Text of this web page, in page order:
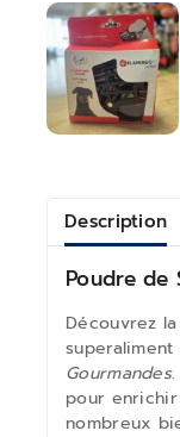
Description
Poudre de
Découvrez la
Gourmandes
pour
nombreux